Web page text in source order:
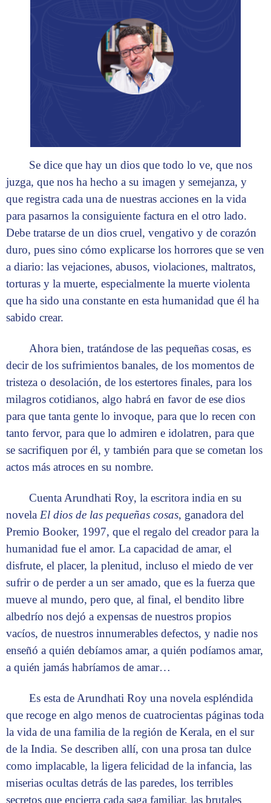
Se dice que hay un dios que todo lo ve, que nos
juzga, que nos ha hecho a su imagen y semejanza, y
que registra cada una de nuestras acciones en la vida
para pasarnos la consiguiente factura en el otro lado.
Debe tratarse de un dios cruel, vengativo y de corazón
duro, pues sino cómo explicarse los horrores que se ven
a diario: las vejaciones, abusos, violaciones, maltratos,
torturas y la muerte, especialmente la muerte violenta
que ha sido una constante en esta humanidad que él ha
sabido crear.
Ahora bien, tratándose de las pequeñas cosas, es
decir de los sufrimientos banales, de los momentos de
tristeza o desolación, de los estertores finales, para los
milagros cotidianos, algo habrá en favor de ese dios
para que tanta gente lo invoque, para que lo recen con
tanto fervor, para que lo admiren e idolatren, para que
se sacrifiquen por él, y también para que se cometan los
actos más atroces en su nombre.
Cuenta Arundhati Roy, la escritora india en su
novela El dios de las pequeñas cosas, ganadora del
Premio Booker, 1997, que el regalo del creador para la
humanidad fue el amor. La capacidad de amar, el
disfrute, el placer, la plenitud, incluso el miedo de ver
sufrir o de perder a un ser amado, que es la fuerza que
mueve al mundo, pero que, al final, el bendito libre
albedrío nos dejó a expensas de nuestros propios
vacíos, de nuestros innumerables defectos, y nadie nos
enseñó a quién debíamos amar, a quién podíamos amar,
a quién jamás habríamos de amar…
Es esta de Arundhati Roy una novela espléndida
que recoge en algo menos de cuatrocientas páginas toda
la vida de una familia de la región de Kerala, en el sur
de la India. Se describen allí, con una prosa tan dulce
como implacable, la ligera felicidad de la infancia, las
miserias ocultas detrás de las paredes, los terribles
secretos que encierra cada saga familiar, las brutales